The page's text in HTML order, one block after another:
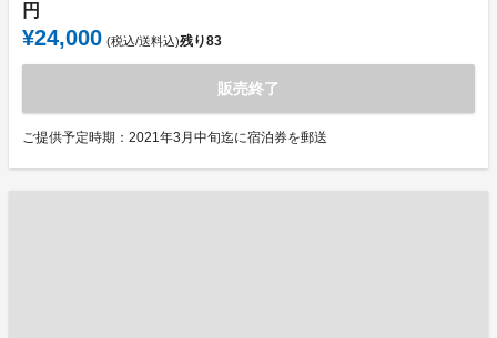
円
¥24,000 (税込/送料込)残り83
販売終了
ご提供予定時期：2021年3月中旬迄に宿泊券を郵送